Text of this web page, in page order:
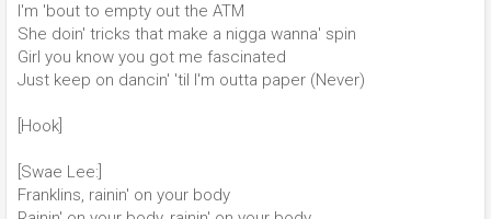
I'm 'bout to empty out the ATM
She doin' tricks that make a nigga wanna' spin
Girl you know you got me fascinated
Just keep on dancin' 'til I'm outta paper (Never)
[Hook]
[Swae Lee:]
Franklins, rainin' on your body